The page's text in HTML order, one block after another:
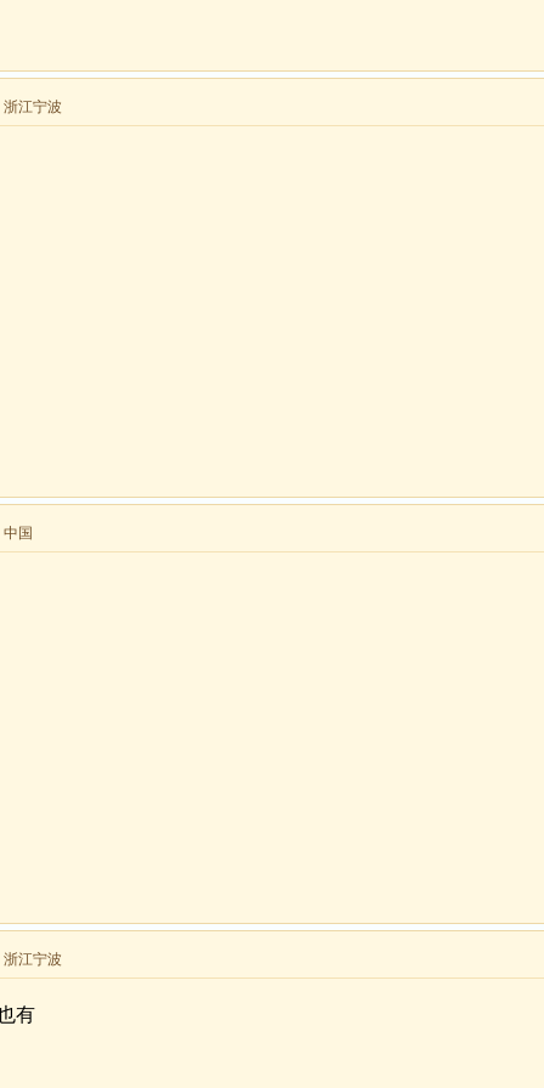
江宁波
国
江宁波
有